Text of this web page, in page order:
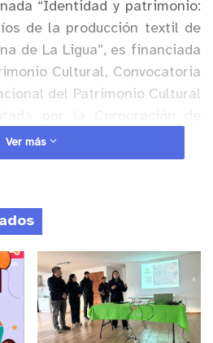
“Identidad y patrimonio:
de la producción textil de
de La Ligua”, es financiada
Cultural, Convocatoria
del Patrimonio Cultural
Desarrollo Comunal Visión
Patricio Pallares Valenzuela,
con esta iniciativa
proyecto que nos entusiasma
como vecinos de la
de Valle Hermoso
proyecto también nos da
Ver más